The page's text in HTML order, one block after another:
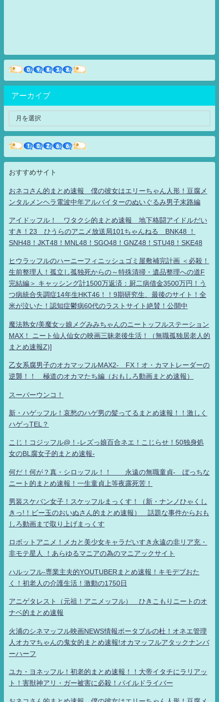
アーカイブ
おすすめサイト
おネコさん的まとめ速報 僕の彼女はエリーちゃん人形！豆腐メ
ンタルメンヘラ電波中年アルバイターのぬいぐるみ男子末路編
アイドッフル！ ワタクシ的まとめ速報 地下格闘アイドルだい
すき！23 ひうらのアニメ放送局101ちゃんねる BNK48 ！
SNH48！JKT48！MNL48！SGO48！GNZ48！STU48！SKE48
ヒウラッフルのハーニーフィニッシュゴミ屋敷補完計画 ＜必殺！
生前整理人！孤立し孤独死からの～特殊清掃・遺品整理への道F
完結編＞ キャッシング計1500万返済：厨二病借金3500万円！う
つ病統合失調症14年生HKT46！！9期研究生、最後のサイト！全
米が泣いた！認知症鬱病60代のラストサイト絶賛！公開中
魔法熟女/美魔女ッ娘メグみみちゃんのニートッフルステーション
MAX！ ニート仙人仙女の映画三昧老後生活！（無職孤独居老人的
まとめ速報Z)]
乙女系腐男子のオカマッフルMAX2- FX！オ・カマトレーダーの
逆襲！！ 極道のオカマたち編（おもしろ動画まとめ速報）
スーパーウンコ！
新・ハゲッフル！哀愁のハゲ男の髪ってるまとめ速報！！激しく
ハゲっTEL？
こじ！コジッフル@！-レズっ娘百合ネエ！こじらせ！50独身処
女のBL腐女子的まとめ速報-
何だ！何が？真・シロッフル！！ 永遠の無職童貞- ぼっちな
ニート的まとめ速報！一生童貞上等夜露死苦！
男装スケバン女子！スケッフルまっくす！（新・ナンノひゃくし
きっ!！ビー玉のおいぬさん的まとめ速報） 話題な事件からおも
しろ動画まで取り上げまっくす
ロボットアニメ！メカと美少女キャラだいすき永遠の非リア充・
非モテ星人 ！あらゆるマニアの為のマニアックサイト
ハルッフル-専業主夫的YOUTUBERまとめ速報！キモデブおた
く！初老人の介護生活！激動の1750日
アニゲタレスト（元祖！アニメッフル） ひきこもりニートのオ
ナベ的まとめ速報
火浦のシネマッフル映画NEWS情報ポータブルの杜！オネエ管理
人オカマちゃんの鬼女的まとめ速報!オカマッフルアタックナンバ
ーハーフ
ユカ・ヨネッフル！初老的まとめ速報！！大帝イタチにラリアッ
ト！害獣神アリ・ガー被害に必殺！パイルドライバー